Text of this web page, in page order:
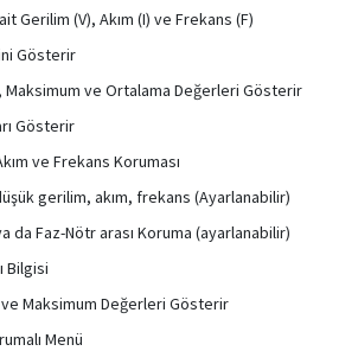
Gerilim (V), Akım (I) ve Frekans (F)
Gösterir
Maksimum ve Ortalama Değerleri Gösterir
Gösterir
ve Frekans Koruması
gerilim, akım, frekans (Ayarlanabilir)
da Faz-Nötr arası Koruma (ayarlanabilir)
Bilgisi
Maksimum Değerleri Gösterir
Menü